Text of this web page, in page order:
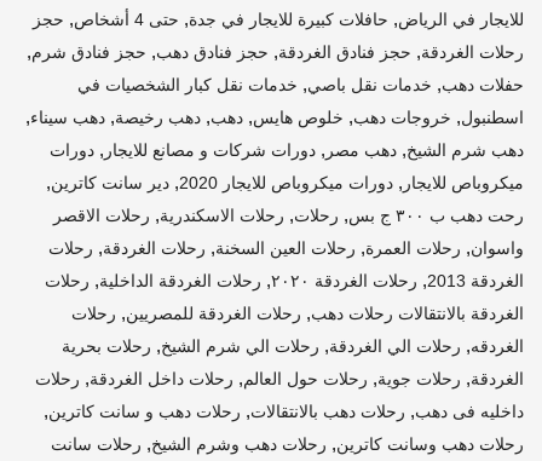
للايجار في الرياض, حافلات كبيرة للايجار في جدة, حتى 4 أشخاص , حجز
رحلات الغردقة, حجز فنادق الغردقة, حجز فنادق دهب, حجز فنادق شرم,
حفلات دهب, خدمات نقل باصي, خدمات نقل كبار الشخصيات في
اسطنبول, خروجات دهب, خلوص هايس, دهب, دهب رخيصة, دهب سيناء,
دهب شرم الشيخ, دهب مصر , دورات شركات و مصانع للايجار , دورات
ميكروباص للايجار , دورات ميكروباص للايجار 2020 , دير سانت كاترين,
رحت دهب ب ٣٠٠ ج بس , رحلات, رحلات الاسكندرية, رحلات الاقصر
واسوان, رحلات العمرة, رحلات العين السخنة, رحلات الغردقة, رحلات
الغردقة 2013
, رحلات الغردقة ٢٠٢٠ , رحلات الغردقة الداخلية, رحلات
الغردقة بالانتقالات رحلات دهب, رحلات الغردقة للمصريين, رحلات
الغردقه, رحلات الي الغردقة, رحلات الي شرم الشيخ, رحلات بحرية
الغردقة, رحلات جوية, رحلات حول العالم, رحلات داخل الغردقة, رحلات
داخليه فى دهب, رحلات دهب بالانتقالات, رحلات دهب و سانت كاترين,
رحلات دهب وسانت كاترين, رحلات دهب وشرم الشيخ, رحلات سانت